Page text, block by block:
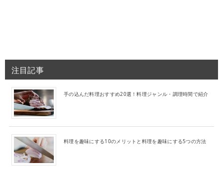
注目記事
手の込んだ料理おすすめ20選！料理ジャンル・調理時間で紹介
料理を趣味にする10のメリットと料理を趣味にする5つの方法